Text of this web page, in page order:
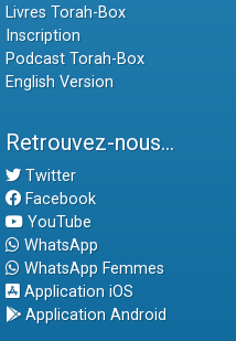
Livres Torah-Box
Inscription
Podcast Torah-Box
English Version
Retrouvez-nous...
Twitter
Facebook
YouTube
WhatsApp
WhatsApp Femmes
Application iOS
Application Android